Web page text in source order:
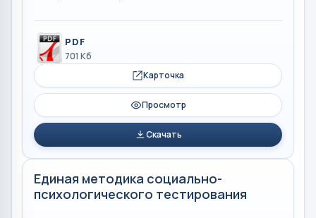
PDF
701 Кб
Карточка
Просмотр
Скачать
Единая методика социально-
психологического тестирования